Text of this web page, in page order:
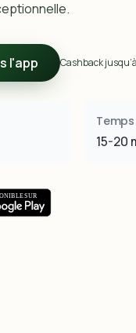
l'app Cashback
15-20